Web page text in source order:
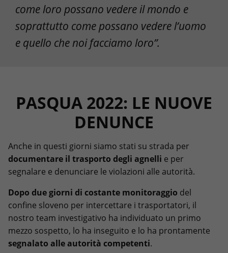
come loro possano vedere il mondo e
soprattutto come possano vedere l’uomo
e quello che noi facciamo loro”.
PASQUA 2022: LE NUOVE
DENUNCE
Anche in questi giorni siamo stati su strada per
documentare il trasporto degli agnelli e per
segnalare e denunciare le violazioni alle autorità.
Dopo due giorni di costante monitoraggio del
confine sloveno per intercettare i trasportatori, il
nostro team investigativo ha individuato un primo
mezzo sospetto, lo ha inseguito e lo ha prontamente
segnalato alle autorità competenti.